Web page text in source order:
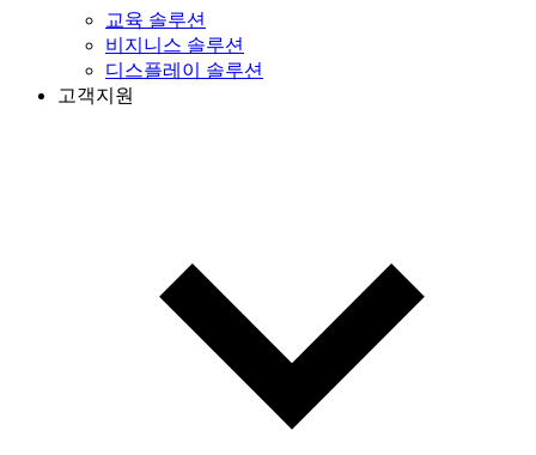
교육 솔루션
비지니스 솔루션
디스플레이 솔루션
고객지원